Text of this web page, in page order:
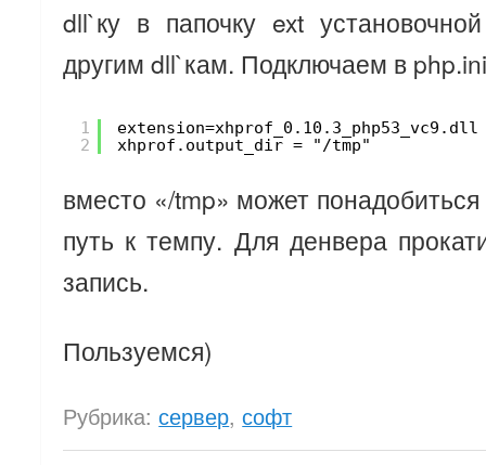
dll`ку в папочку ext
другим dll`кам. Подключаем в
1
2
xhprof.output_dir = "/tmp"
вместо «/tmp» может
путь к темпу. Для денвера
запись.
Пользуемся)
Рубрика: сервер,софт